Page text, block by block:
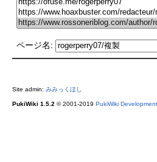
ページ名:
Site admin: みみっくほし
PukiWiki 1.5.2 © 2001-2019 PukiWiki